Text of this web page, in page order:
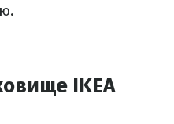
IKEA